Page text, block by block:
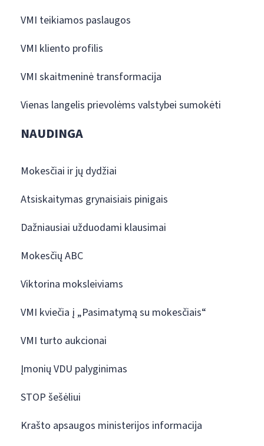
VMI teikiamos paslaugos
VMI kliento profilis
VMI skaitmeninė transformacija
Vienas langelis prievolėms valstybei sumokėti
NAUDINGA
Mokesčiai ir jų dydžiai
Atsiskaitymas grynaisiais pinigais
Dažniausiai užduodami klausimai
Mokesčių ABC
Viktorina moksleiviams
VMI kviečia į „Pasimatymą su mokesčiais“
VMI turto aukcionai
Įmonių VDU palyginimas
STOP šešėliui
Krašto apsaugos ministerijos informacija